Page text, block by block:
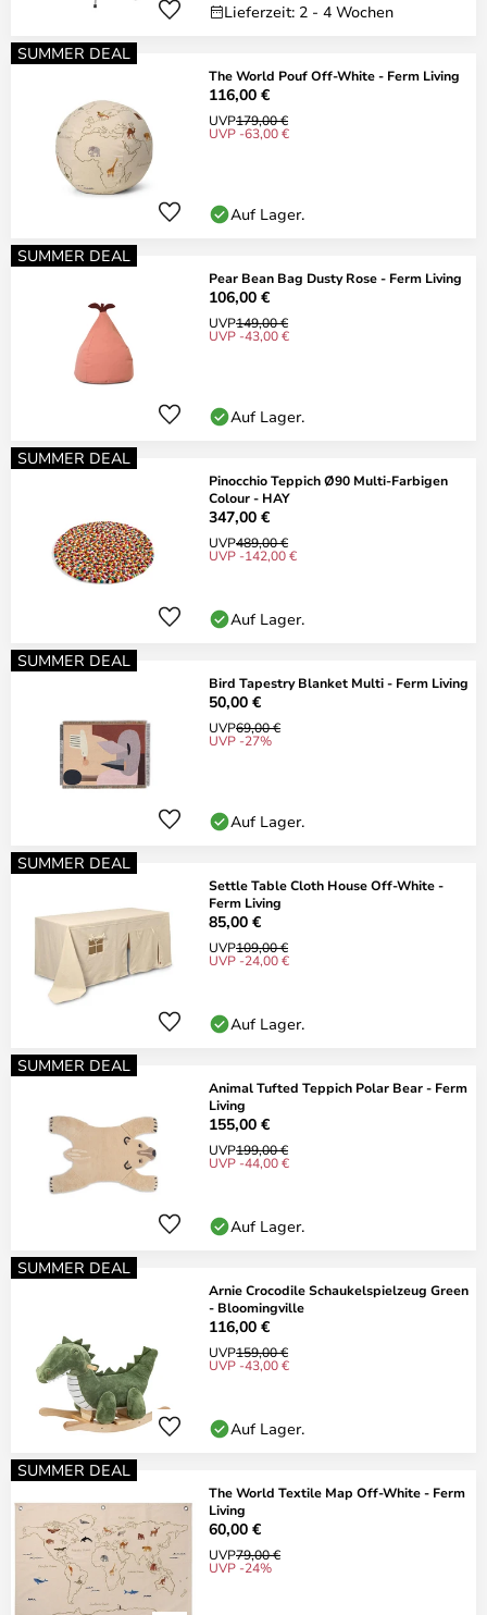
Lieferzeit: 2 - 4 Wochen
SUMMER DEAL
The World Pouf Off-White - Ferm Living
116,00 €
UVP179,00 €
UVP -63,00 €
Auf Lager.
SUMMER DEAL
Pear Bean Bag Dusty Rose - Ferm Living
106,00 €
UVP149,00 €
UVP -43,00 €
Auf Lager.
SUMMER DEAL
Pinocchio Teppich Ø90 Multi-Farbigen
Colour - HAY
347,00 €
UVP489,00 €
UVP -142,00 €
Auf Lager.
SUMMER DEAL
Bird Tapestry Blanket Multi - Ferm Living
50,00 €
UVP69,00 €
UVP -27%
Auf Lager.
SUMMER DEAL
Settle Table Cloth House Off-White -
Ferm Living
85,00 €
UVP109,00 €
UVP -24,00 €
Auf Lager.
SUMMER DEAL
Animal Tufted Teppich Polar Bear - Ferm
Living
155,00 €
UVP199,00 €
UVP -44,00 €
Auf Lager.
SUMMER DEAL
Arnie Crocodile Schaukelspielzeug Green
- Bloomingville
116,00 €
UVP159,00 €
UVP -43,00 €
Auf Lager.
SUMMER DEAL
The World Textile Map Off-White - Ferm
Living
60,00 €
UVP79,00 €
UVP -24%